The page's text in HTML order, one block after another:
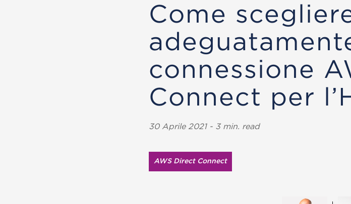
Come
connessione
Connect per
30 Aprile 2021 - 3 min. read
AWS Direct Connect